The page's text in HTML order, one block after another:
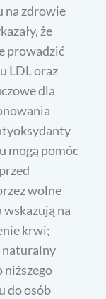
na zdrowie
że
prowadzić
LDL oraz
dla
mogą pomóc
wolne
na
krwi;
naturalny
niższego
do osób